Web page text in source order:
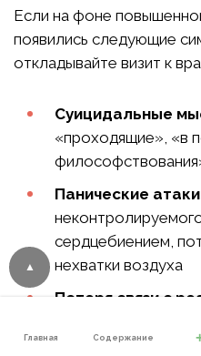
Если на фоне
появились следующие
откладывайте визит к
Суицидальные
«проходящие», «в
Панические атаки
сердцебиением,
нехватки воздуха
Потеря связи с
кажется, что люди
вас преследуют,
Главная Содержание